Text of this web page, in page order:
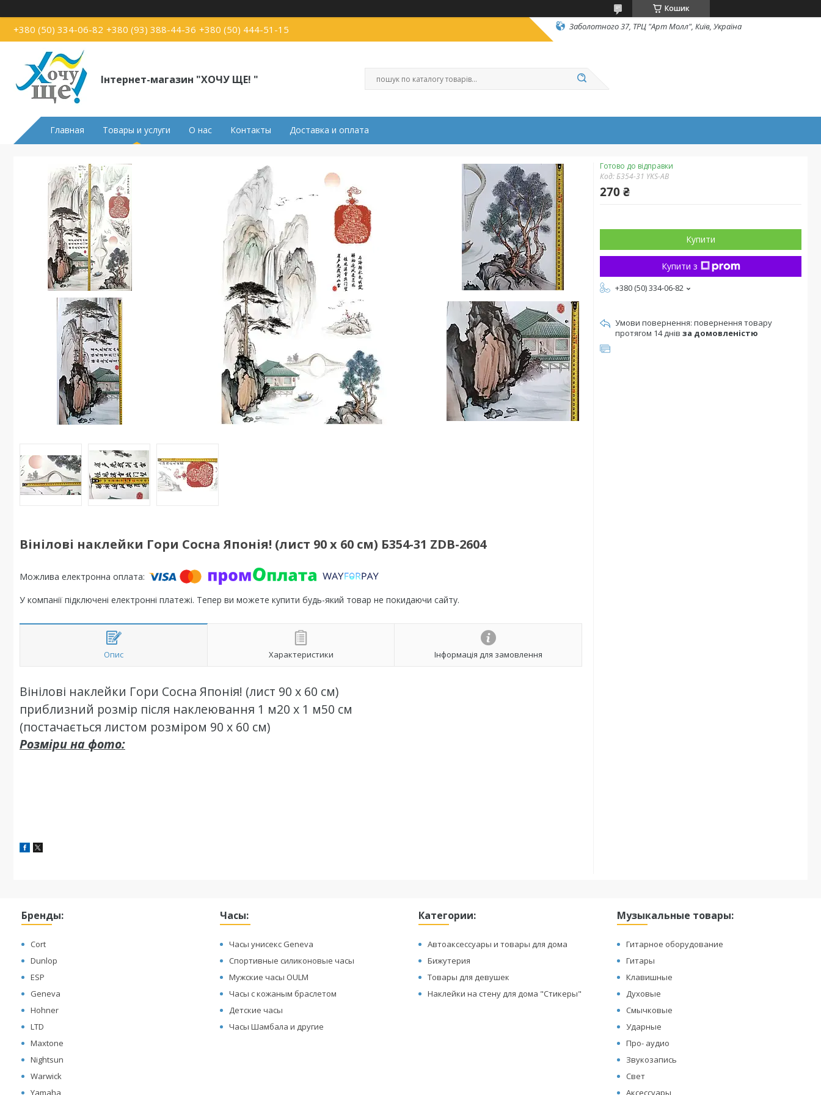
Кошик
+380 (50) 334-06-82 +380 (93) 388-44-36 +380 (50) 444-51-15 Заболотного 37, ТРЦ "Арт Молл", Київ, Україна
Інтернет-магазин "ХОЧУ ЩЕ! "
Главная Товары и услуги О нас Контакты Доставка и оплата
Вінілові наклейки Гори Сосна Японія! (лист 90 х 60 см) Б354-31 ZDB-2604
У компанії підключені електронні платежі. Тепер ви можете купити будь-який товар не покидаючи сайту.
Опис Характеристики Інформація для замовлення
Вінілові наклейки Гори Сосна Японія! (лист 90 х 60 см)
приблизний розмір після наклеювання 1 м20 х 1 м50 см
(постачається листом розміром 90 х 60 см)
Розмірина фото:
Готово до відправки
Код:Б354-31 YKS-AB
270 ₴
Купити
Купити з
+380 (50) 334-06-82
повернення товару
протягом 14 днів за домовленістю
Бренды:
Cort
Dunlop
ESP
Geneva
Hohner
LTD
Maxtone
Nightsun
Warwick
Yamaha
Часы:
Часы унисекс Geneva
Спортивные силиконовые часы
Мужские часы OULM
Часы с кожаным браслетом
Детские часы
Часы Шамбала и другие
Категории:
Автоаксессуары и товары для дома
Бижутерия
Товары для девушек
Наклейки на стену для дома "Стикеры"
Музыкальные товары:
Гитарное оборудование
Гитары
Клавишные
Духовые
Смычковые
Ударные
Про- аудио
Звукозапись
Свет
Аксессуары